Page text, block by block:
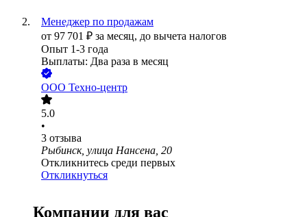
Менеджер по продажам
от 97 701 ₽ за месяц, до вычета налогов
Опыт 1-3 года
Выплаты: Два раза в месяц
ООО Техно-центр
5.0
•
3 отзыва
Рыбинск, улица Нансена, 20
Откликнитесь среди первых
Откликнуться
Компании для вас